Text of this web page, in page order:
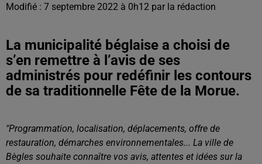
Modifié : 7 septembre 2022 à 0h12 par la rédaction
La municipalité béglaise a choisi de
s’en remettre à l’avis de ses
administrés pour redéfinir les contours
de sa traditionnelle Fête de la Morue.
"Programmation, localisation, déplacements, offre de
restauration, démarches environnementales... La ville de
Bègles souhaite connaître vos avis, attentes et idées sur la